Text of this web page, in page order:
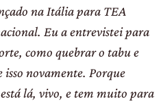
na Itália para TEA
Eu a entrevistei para
como quebrar o tabu e
isso novamente. Porque
lá, vivo, e tem muito para